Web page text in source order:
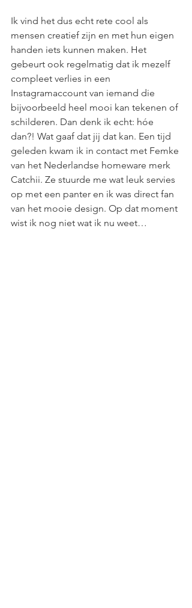
Ik vind het dus echt rete cool als
mensen creatief zijn en met hun eigen
handen iets kunnen maken. Het
gebeurt ook regelmatig dat ik mezelf
compleet verlies in een
Instagramaccount van iemand die
bijvoorbeeld heel mooi kan tekenen of
schilderen. Dan denk ik echt: hóe
dan?! Wat gaaf dat jij dat kan. Een tijd
geleden kwam ik in contact met Femke
van het Nederlandse homeware merk
Catchii. Ze stuurde me wat leuk servies
op met een panter en ik was direct fan
van het mooie design. Op dat moment
wist ik nog niet wat ik nu weet…